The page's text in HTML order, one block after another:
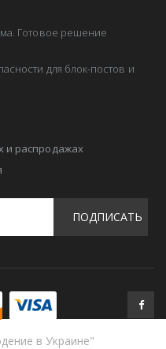
Готовое решение
для блок-постов и
и распродажах
ПОДПИСАТЬ
в Украине"